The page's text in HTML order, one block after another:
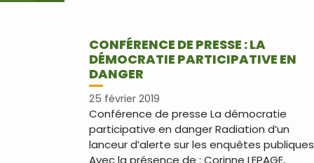
CONFÉRENCE DE PRESSE : LA
DÉMOCRATIE PARTICIPATIVE EN
DANGER
25 février 2019
Conférence de presse La démocratie
participative en danger Radiation d’un
lanceur d’alerte sur les enquêtes publiques
Avec la présence de : Corinne LEPAGE,